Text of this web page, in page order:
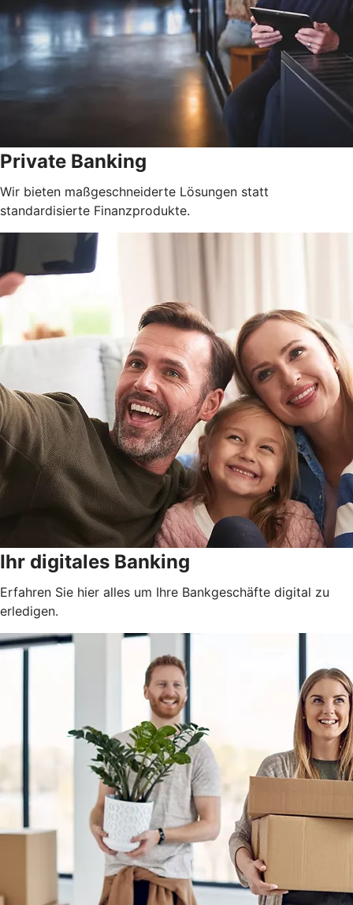
Private Banking
Wir bieten maßgeschneiderte Lösungen statt
standardisierte Finanzprodukte.
Ihr digitales Banking
Erfahren Sie hier alles um Ihre Bankgeschäfte digital zu
erledigen.